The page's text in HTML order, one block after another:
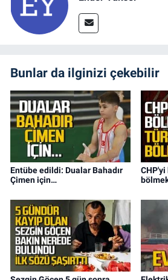
Bunlar da ilginizi çekebilir
Entübe edildi: Dualar Bahadır
Çimen için…